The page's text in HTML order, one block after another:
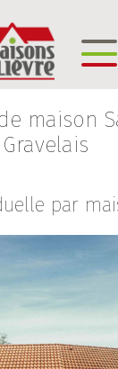
maison
Gravelais
par